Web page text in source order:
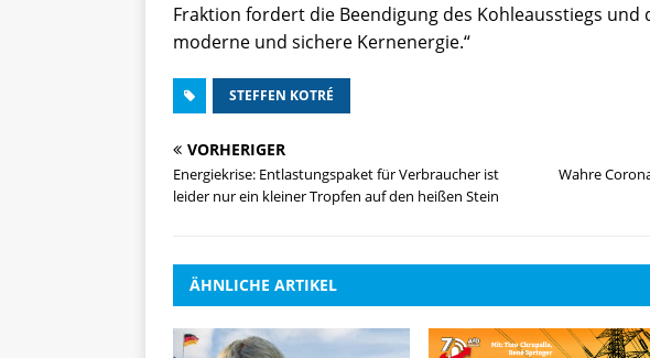
Fraktion fordert die Beendigung des Kohleausstiegs und
moderne und sichere Kernenergie.“
STEFFEN KOTRÉ
VORHERIGER
Energiekrise: Entlastungspaket für Verbraucher ist
leider nur ein kleiner Tropfen auf den heißen Stein
Wahre
ÄHNLICHE ARTIKEL